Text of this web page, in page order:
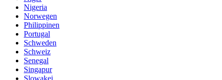
Nigeria
Norwegen
Philippinen
Portugal
Schweden
Schweiz
Senegal
Singapur